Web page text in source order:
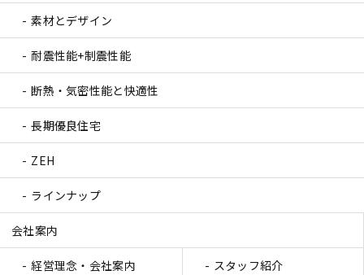
素材とデザイン
耐震性能+制震性能
断熱・気密性能と快適性
長期優良住宅
ZEH
ラインナップ
会社案内
経営理念・会社案内 スタッフ紹介